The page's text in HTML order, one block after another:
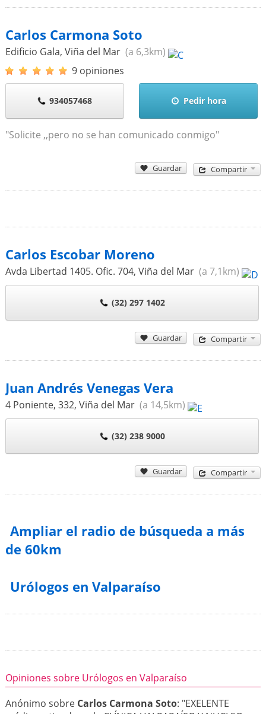
Carlos Carmona Soto
Edificio Gala, Viña del Mar(a 6,3km)
9 opiniones
934057468 Pedir hora
"Solicite ,,pero no se han comunicado conmigo"
Guardar Compartir
Carlos Escobar Moreno
Avda Libertad 1405. Ofic. 704, Viña del Mar(a 7,1km)
(32) 297 1402
Guardar Compartir
Juan Andrés Venegas Vera
4 Poniente, 332, Viña del Mar(a 14,5km)
(32) 238 9000
Guardar Compartir
Ampliar el radio de búsqueda a más
de 60km
Urólogos en Valparaíso
Opiniones sobre Urólogos en Valparaíso
Anónimo sobre Carlos Carmona Soto: "EXELENTE